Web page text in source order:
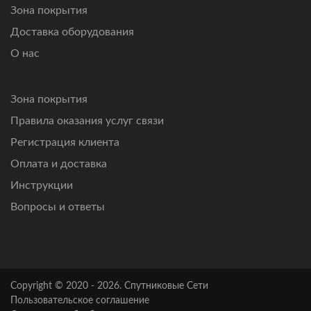
Зона покрытия
Доставка оборудования
О нас
Зона покрытия
Правила оказания услуг связи
Регистрация клиента
Оплата и доставка
Инструкции
Вопросы и ответы
Copyright © 2020 - 2026. Спутниковые Сети
Пользовательское соглашение